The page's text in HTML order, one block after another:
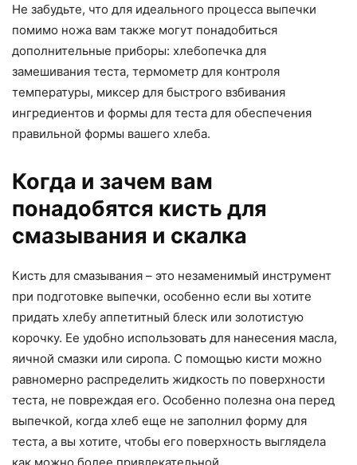
Не забудьте, что для идеального процесса выпечки
помимо ножа вам также могут понадобиться
дополнительные приборы: хлебопечка для
замешивания теста, термометр для контроля
температуры, миксер для быстрого взбивания
ингредиентов и формы для теста для обеспечения
правильной формы вашего хлеба.
Когда и зачем вам
понадобятся кисть для
смазывания и скалка
Кисть для смазывания – это незаменимый инструмент
при подготовке выпечки, особенно если вы хотите
придать хлебу аппетитный блеск или золотистую
корочку. Ее удобно использовать для нанесения масла,
яичной смазки или сиропа. С помощью кисти можно
равномерно распределить жидкость по поверхности
теста, не повреждая его. Особенно полезна она перед
выпечкой, когда хлеб еще не заполнил форму для
теста, а вы хотите, чтобы его поверхность выглядела
как можно более привлекательной.